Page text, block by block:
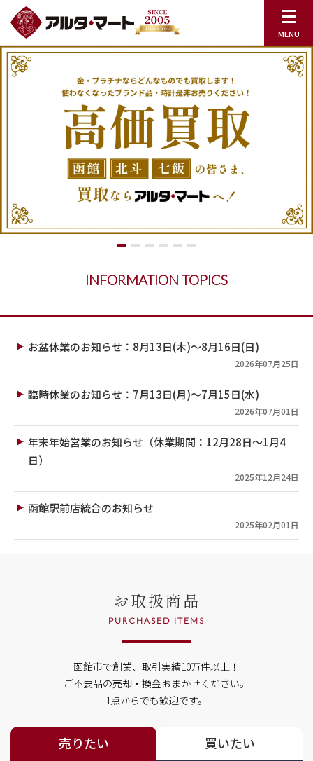
INFORMATION TOPICS
お盆休業のお知らせ：8月13日(木)～8月16日(日)
2026年07月25日
臨時休業のお知らせ：7月13日(月)～7月15日(水)
2026年07月01日
年末年始営業のお知らせ（休業期間：12月28日～1月4
日）
2025年12月24日
函館駅前店統合のお知らせ
2025年02月01日
お取扱商品
PURCHASED ITEMS
函館市で創業、取引実績10万件以上！
ご不要品の売却・換金おまかせください。
1点からでも歓迎です。
売りたい 買いたい